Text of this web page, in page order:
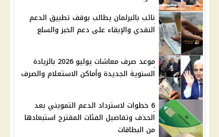
نائب بالبرلمان يطالب بوقف تطبيق الدعم
النقدي والإبقاء على دعم الخبز والسلع
موعد صرف معاشات يوليو 2026 بالزيادة
السنوية الجديدة وأماكن الاستعلام والصرف
6 خطوات لاسترداد الدعم التمويني بعد
الحذف وتفاصيل الفئات المقترح استبعادها
من البطاقات